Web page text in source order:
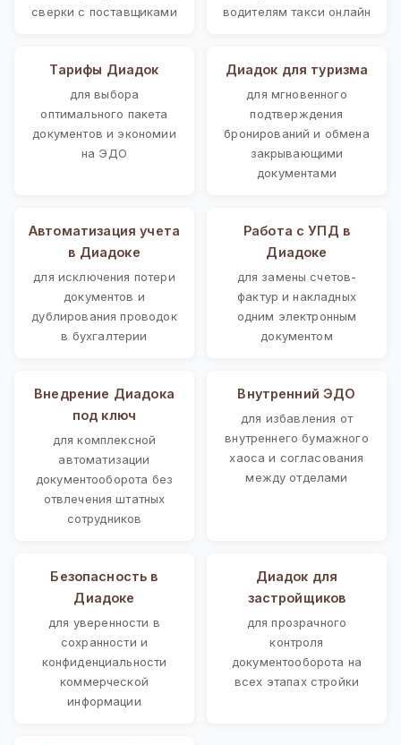
сверки с поставщиками
водителям такси онлайн
Тарифы Диадок
для выбора
оптимального пакета
документов и экономии
на ЭДО
Диадок для туризма
для мгновенного
подтверждения
бронирований и обмена
закрывающими
документами
Автоматизация учета
в Диадоке
для исключения потери
документов и
дублирования проводок
в бухгалтерии
Работа с УПД в
Диадоке
для замены счетов-
фактур и накладных
одним электронным
документом
Внедрение Диадока
под ключ
для комплексной
автоматизации
документооборота без
отвлечения штатных
сотрудников
Внутренний ЭДО
для избавления от
внутреннего бумажного
хаоса и согласования
между отделами
Безопасность в
Диадоке
для уверенности в
сохранности и
конфиденциальности
коммерческой
информации
Диадок для
застройщиков
для прозрачного
контроля
документооборота на
всех этапах стройки